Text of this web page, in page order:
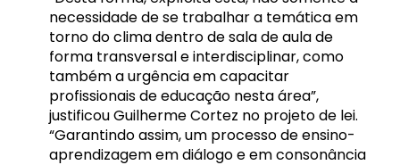
necessidade de se trabalhar a temática em
torno do clima dentro de sala de aula de
forma transversal e interdisciplinar, como
também a urgência em capacitar
profissionais de educação nesta área”,
justificou Guilherme Cortez no projeto de lei.
“Garantindo assim, um processo de ensino-
aprendizagem em diálogo e em consonância